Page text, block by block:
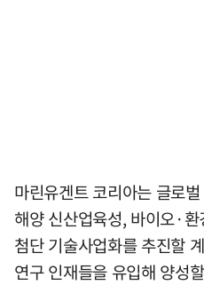
마린유겐트 코리아는 글로
해양 신산업육성, 바이오·
첨단 기술사업화를 추진할
연구 인재들을 유입해 양성